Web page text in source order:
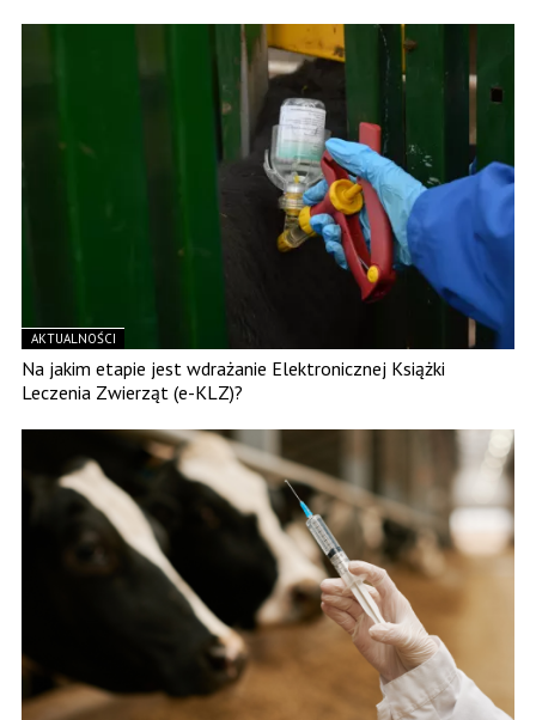
AKTUALNOŚCI
Na jakim etapie jest wdrażanie Elektronicznej Książki
Leczenia Zwierząt (e-KLZ)?